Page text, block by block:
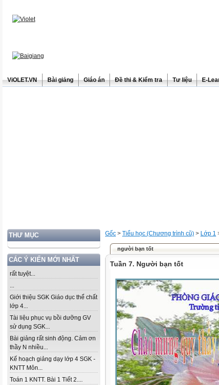
ViOLET.VN Bài giảng Giáo án Đề thi & Kiểm tra Tư liệu E-
THƯ MỤC
CÁC Ý KIẾN MỚI NHẤT
rất tuyệt...
...
Giới thiệu SGK Giáo dục thể chất
lớp 4...
Tài liệu phục vụ bồi dưỡng GV
sử dụng SGK...
Bài giảng rất sinh động. Cảm ơn
thầy N nhiều...
Kế hoạch giảng dạy lớp 4 SGK -
KNTT Môn...
Toán 1 KNTT. Bài 1 Tiết 2....
Gốc > Tiểu học (Chương trình cũ) > Lớp 1
người bạn tốt
Tuần 7. Người bạn tốt